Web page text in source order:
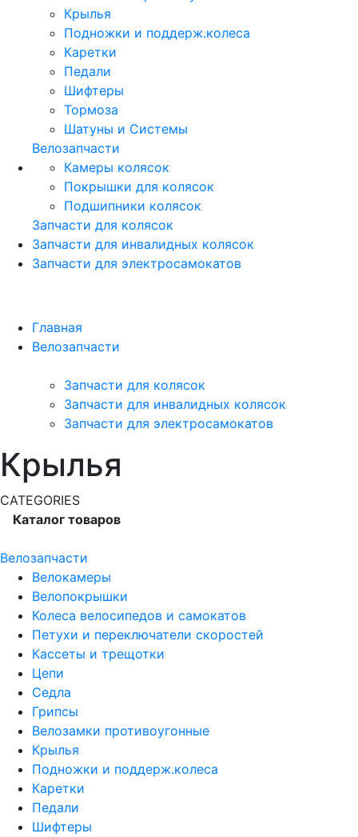
Крылья
Подножки и поддерж.колеса
Каретки
Педали
Шифтеры
Тормоза
Шатуны и Системы
Велозапчасти
Камеры колясок
Покрышки для колясок
Подшипники колясок
Запчасти для колясок
Запчасти для инвалидных колясок
Запчасти для электросамокатов
Главная
Велозапчасти
Запчасти для колясок
Запчасти для инвалидных колясок
Запчасти для электросамокатов
Крылья
CATEGORIES
Каталог товаров
Велозапчасти
Велокамеры
Велопокрышки
Колеса велосипедов и самокатов
Петухи и переключатели скоростей
Кассеты и трещотки
Цепи
Седла
Грипсы
Велозамки противоугонные
Крылья
Подножки и поддерж.колеса
Каретки
Педали
Шифтеры